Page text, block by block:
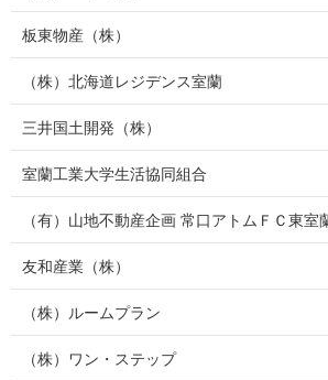
板東物産（株）
（株）北海道レジデンス室蘭
三井国土開発（株）
室蘭工業大学生活協同組合
（有）山地不動産企画 常口アトムＦＣ東室
友和産業（株）
（株）ルームプラン
（株）ワン・ステップ